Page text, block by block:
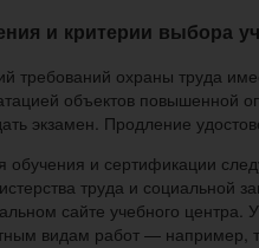
и критерии выбора
требований охраны труда
объектов повышенной
экзамен. Продление
обучения и сертификации
труда и социальной
сайте учебного центра.
видам работ —